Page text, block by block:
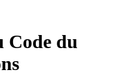
Code du